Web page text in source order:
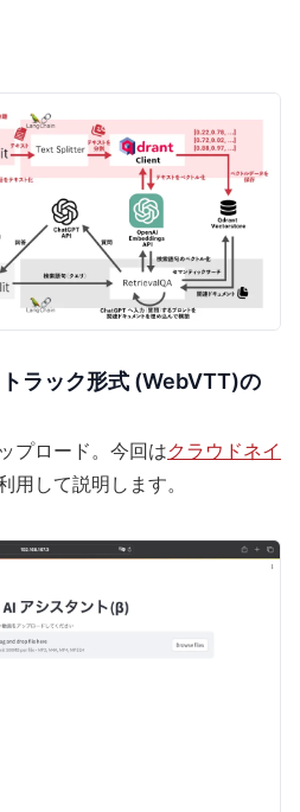
ラック形式 (WebVTT)の
プロード。今回はクラウドネイ
用して説明します。